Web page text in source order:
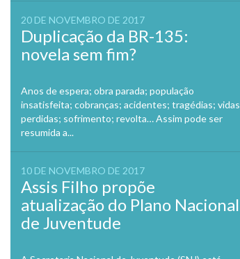
20 DE NOVEMBRO DE 2017
Duplicação da BR-135:
novela sem fim?
Anos de espera; obra parada; população
insatisfeita; cobranças; acidentes; tragédias; vidas
perdidas; sofrimento; revolta… Assim pode ser
resumida a...
10 DE NOVEMBRO DE 2017
Assis Filho propõe
atualização do Plano Nacional
de Juventude